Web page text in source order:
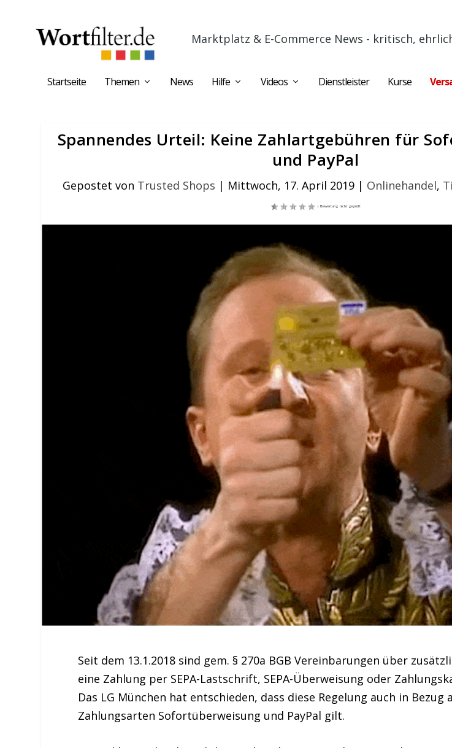
Marktplatz & E-Commerce News - kritisch,
Startseite Themen News Hilfe Videos Dienstleister Kurse
Spannendes Urteil: Keine Zahlartgebühren für
und PayPal
Gepostet von Trusted Shops | Mittwoch, 17. April 2019| Onlinehandel,
Seit dem 13.1.2018 sind gem. § 270a BGB Vereinbarungen über
eine Zahlung per SEPA-Lastschrift, SEPA-Überweisung oder
Das LG München hat entschieden, dass diese Regelung auch in Bezug
Zahlungsarten Sofortüberweisung und PayPal gilt.